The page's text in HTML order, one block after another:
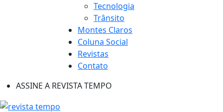
Tecnologia
Trânsito
Montes Claros
Coluna Social
Revistas
Contato
ASSINE A REVISTA TEMPO